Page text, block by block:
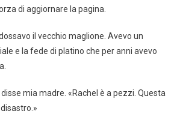
di aggiornare la pagina.
il vecchio maglione. Avevo un
e la fede di platino che per anni avevo
mia madre. «Rachel è a pezzi. Questa